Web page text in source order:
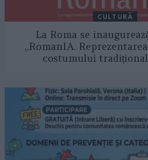
CULTURĂ
La Roma se
„RomanIA.
costumului